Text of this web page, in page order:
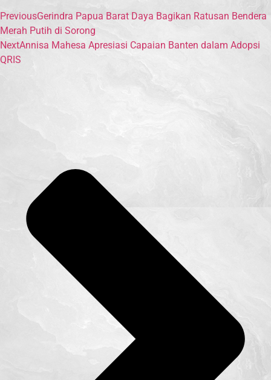
PreviousGerindra Papua Barat Daya Bagikan Ratusan Bendera
Merah Putih di Sorong
NextAnnisa Mahesa Apresiasi Capaian Banten dalam Adopsi
QRIS